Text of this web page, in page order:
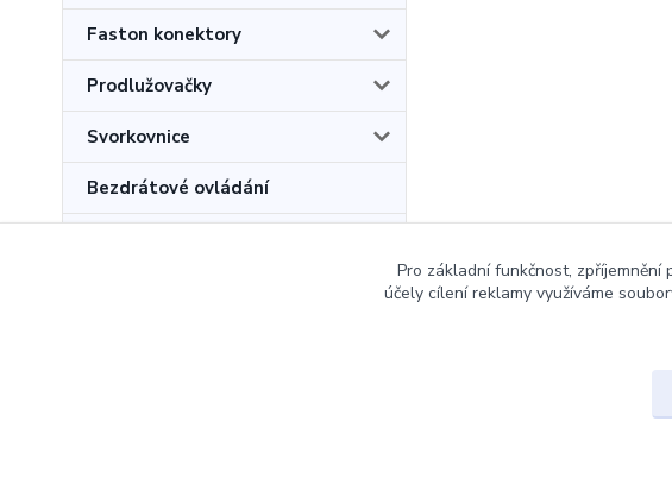
Faston konektory
Prodlužovačky
Svorkovnice
Bezdrátové ovládání
Pro základní funkčnost,
účely cílení reklamy využíváme